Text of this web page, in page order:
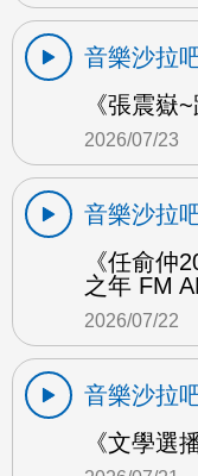
音樂沙拉
《張震嶽
2026/07/23
音樂沙拉
《任俞仲
之年 FM
2026/07/22
音樂沙拉
《文學選